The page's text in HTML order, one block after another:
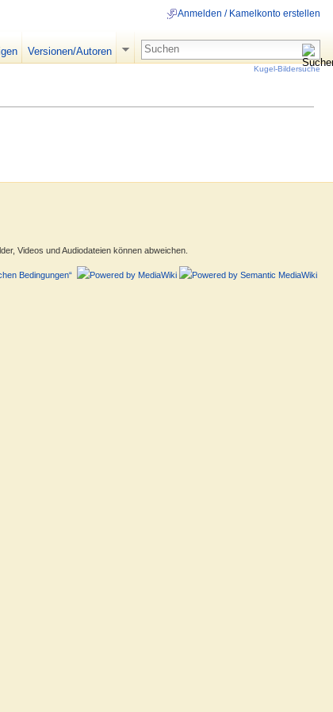
Anmelden / Kamelkonto erstellen
Versionen/Autoren
Kugel-Bildersuche
Videos und Audiodateien können abweichen.